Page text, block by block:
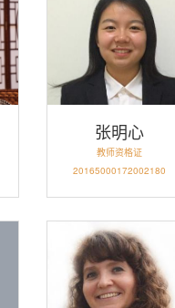
张明心
教师资格证
20165000172002180